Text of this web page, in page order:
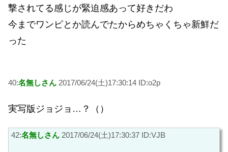
撃されてる感じが緊迫感あって好きだわ
今までワンピとか読んでたからめちゃくちゃ新鮮だ
った
40:名無しさん 2017/06/24(土)17:30:14 ID:o2p
実写版ジョジョ…？（）
42:名無しさん 2017/06/24(土)17:30:37 ID:VJB